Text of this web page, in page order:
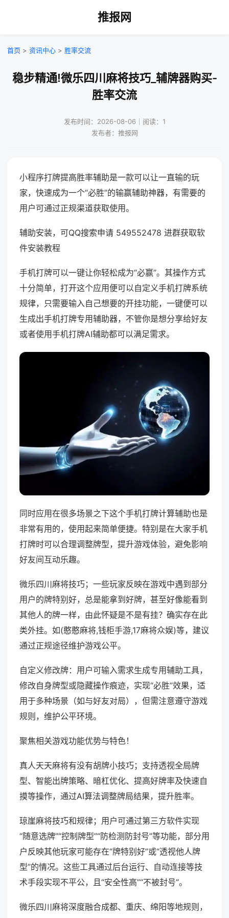
推报网
首页 > 资讯中心 > 胜率交流
稳步精通!微乐四川麻将技巧_辅牌器购买-
胜率交流
发布时间：2026-08-06｜阅读：1
发布者：推报网
小程序打牌提高胜率辅助是一款可以让一直输的玩
家，快速成为一个“必胜”的输赢辅助神器，有需要的
用户可通过正规渠道获取使用。
辅助安装，可QQ搜索申请 549552478 进群获取软
件安装教程
手机打牌可以一键让你轻松成为“必赢”。其操作方式
十分简单，打开这个应用便可以自定义手机打牌系统
规律，只需要输入自己想要的开挂功能，一键便可以
生成出手机打牌专用辅助器，不管你是想分享给好友
或者使用手机打牌AI辅助都可以满足需求。
同时应用在很多场景之下这个手机打牌计算辅助也是
非常有用的，使用起来简单便捷。特别是在大家手机
打牌时可以合理调整牌型，提升游戏体验，避免影响
好友间互动乐趣。
微乐四川麻将技巧；一些玩家反映在游戏中遇到部分
用户的牌特别好，总是能拿到好牌，甚至好像能看到
其他人的牌一样，由此怀疑是不是有挂？确实存在此
类外挂。如(憨憨麻将,钱柜手游,17麻将众娱)等，建议
通过正规途径维护游戏公平。
自定义修改牌：用户可输入需求生成专用辅助工具，
修改自身牌型或隐藏操作痕迹，实现“必胜”效果，适
用于多种场景（如与好友对局），但需注意遵守游戏
规则，维护公平环境。
聚焦相关游戏功能优势与特色！
真人天天麻将有没有胡牌小技巧；支持透视全局牌
型、智能出牌策略、暗杠优化、提高好牌率及快速自
摸等操作，通过AI算法调整牌局结果，提升胜率。
琼崖麻将技巧和规律；用户可通过第三方软件实现
“随意选牌”“控制牌型”“防检测防封号”等功能，部分用
户反映其他玩家可能存在“牌特别好”或“透视他人牌
型”的情况。这些工具通过后台运行、自动连接等技
术手段实现不平公，且“安全性高”“不被封号”。
微乐四川麻将深度融合成都、重庆、绵阳等地规则，